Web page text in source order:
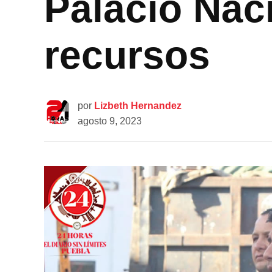
recursos
por Lizbeth Hernandez
agosto 9, 2023